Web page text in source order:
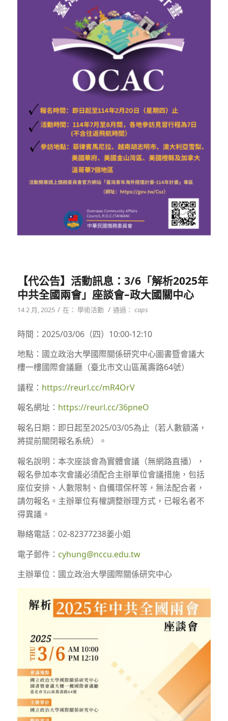
【代公告】活動訊息：3/6「解析2025年
中共全國兩會」座談會–政大國關中心
14 2 月, 2025 / 在： 學術活動 / 通過： caps
時間：2025/03/06（四）10:00-12:10
地點：國立政治大學國際關係研究中心圖書暨會議大
樓一樓國際會議廳（臺北市文山區萬壽路64號）
議程： https://reurl.cc/mR4OrV
報名網址： https://reurl.cc/36pneO
報名日期：即日起至2025/03/05為止（若人數額滿，
將提前關閉報名系統）。
報名說明：本次座談會為實體會議（無網路直播），
報名參加本次會議必須配合主辦單位會議措施，包括
座位安排、人數限制、自備環保杯等，無法配合者，
請勿報名。主辦單位有權調整辦理方式，已報名者不
得異議。
聯絡電話：02-82377238姜小姐
電子郵件： cyhung@nccu.edu.tw
主辦單位：國立政治大學國際關係研究中心